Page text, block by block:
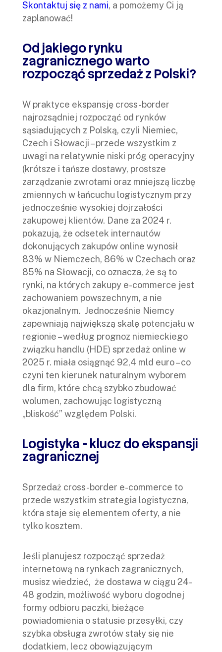
Skontaktuj się z nami, a pomożemy Ci ją
zaplanować!
Od jakiego rynku
zagranicznego warto
rozpocząć sprzedaż z Polski?
W praktyce ekspansję cross-border
najrozsądniej rozpocząć od rynków
sąsiadujących z Polską, czyli Niemiec,
Czech i Słowacji – przede wszystkim z
uwagi na relatywnie niski próg operacyjny
(krótsze i tańsze dostawy, prostsze
zarządzanie zwrotami oraz mniejszą liczbę
zmiennych w łańcuchu logistycznym przy
jednocześnie wysokiej dojrzałości
zakupowej klientów. Dane za 2024 r.
pokazują, że odsetek internautów
dokonujących zakupów online wynosił
83% w Niemczech, 86% w Czechach oraz
85% na Słowacji, co oznacza, że są to
rynki, na których zakupy e-commerce jest
zachowaniem powszechnym, a nie
okazjonalnym. Jednocześnie Niemcy
zapewniają największą skalę potencjału w
regionie – według prognoz niemieckiego
związku handlu (HDE) sprzedaż online w
2025 r. miała osiągnąć 92,4 mld euro – co
czyni ten kierunek naturalnym wyborem
dla firm, które chcą szybko zbudować
wolumen, zachowując logistyczną
„bliskość” względem Polski.
Logistyka - klucz do ekspansji
zagranicznej
Sprzedaż cross-border e-commerce to
przede wszystkim strategia logistyczna,
która staje się elementem oferty, a nie
tylko kosztem.
Jeśli planujesz rozpocząć sprzedaż
internetową na rynkach zagranicznych,
musisz wiedzieć, że dostawa w ciągu 24-
48 godzin, możliwość wyboru dogodnej
formy odbioru paczki, bieżące
powiadomienia o statusie przesyłki, czy
szybka obsługa zwrotów stały się nie
dodatkiem, lecz obowiązującym